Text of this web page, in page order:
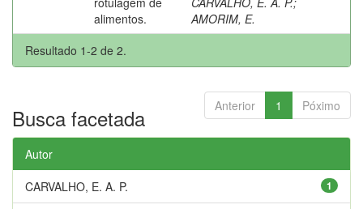
alimentos.
AMORIM, E.
Resultado 1-2 de 2.
Anterior 1 Póximo
Busca facetada
Autor
1
CARVALHO, E. A. P.